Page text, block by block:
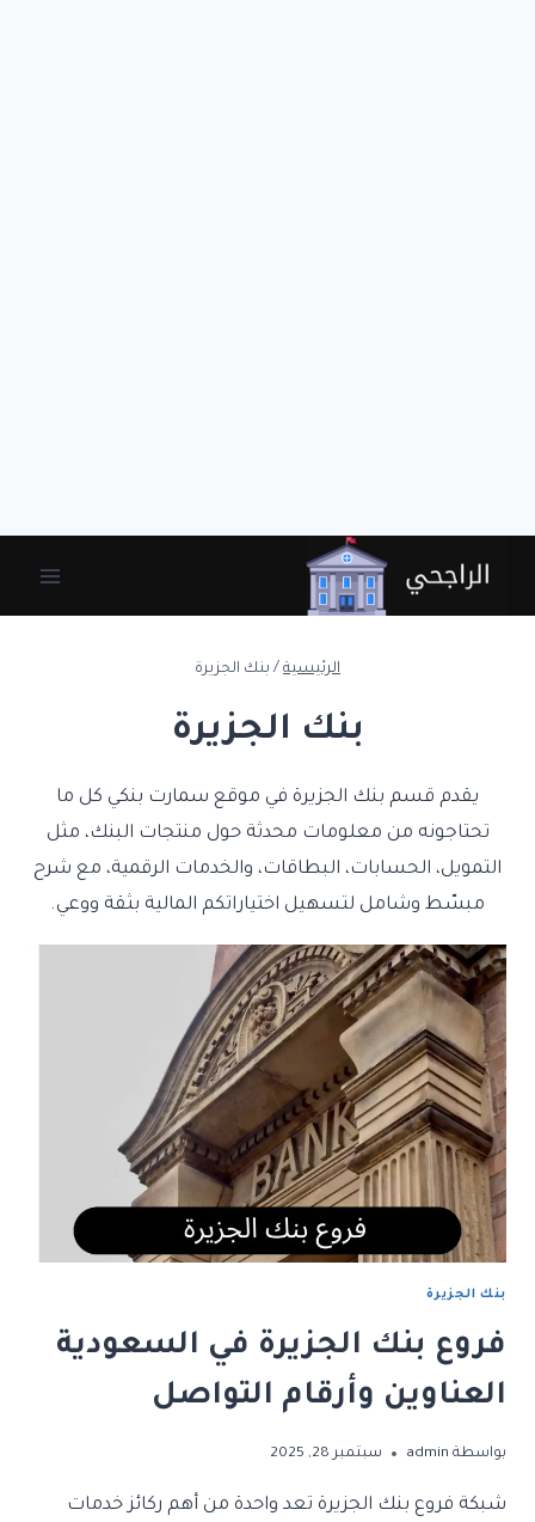
الرئيسية / بنك الجزيرة
بنك الجزيرة
يقدم قسم بنك الجزيرة في موقع سمارت بنكي كل ما
تحتاجونه من معلومات محدثة حول منتجات البنك، مثل
التمويل، الحسابات، البطاقات، والخدمات الرقمية، مع شرح
مبسّط وشامل لتسهيل اختياراتكم المالية بثقة ووعي.
بنك الجزيرة
فروع بنك الجزيرة في السعودية
العناوين وأرقام التواصل
بواسطة admin سبتمبر 28, 2025
شبكة فروع بنك الجزيرة تعد واحدة من أهم ركائز خدمات